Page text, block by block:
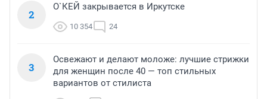
2
О`КЕЙ закрывается в Иркутске
10 354 24
3
Освежают и делают моложе: лучшие стрижки
для женщин после 40 — топ стильных
вариантов от стилиста